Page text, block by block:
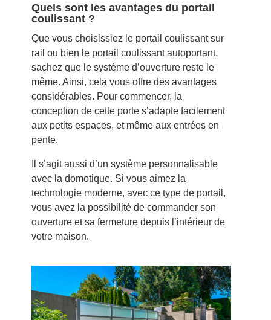
Quels sont les avantages du portail
coulissant ?
Que vous choisissiez le portail coulissant sur
rail ou bien le portail coulissant autoportant,
sachez que le système d’ouverture reste le
même. Ainsi, cela vous offre des avantages
considérables. Pour commencer, la
conception de cette porte s’adapte facilement
aux petits espaces, et même aux entrées en
pente.
Il s’agit aussi d’un système personnalisable
avec la domotique. Si vous aimez la
technologie moderne, avec ce type de portail,
vous avez la possibilité de commander son
ouverture et sa fermeture depuis l’intérieur de
votre maison.